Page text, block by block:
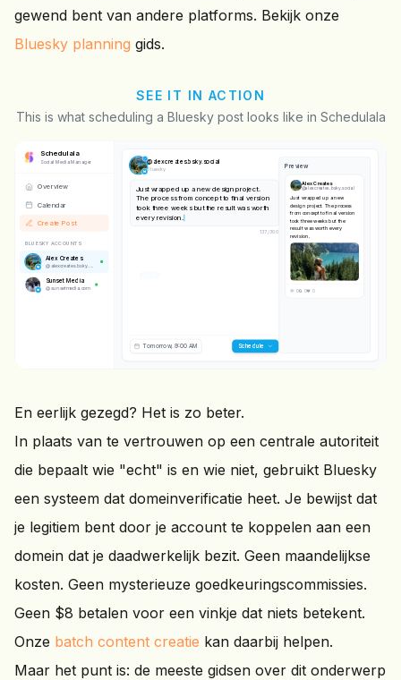
gewend bent van andere platforms. Bekijk onze
Bluesky planning gids.
SEE IT IN ACTION
This is what scheduling a Bluesky post looks like in Schedulala
Schedulala
Social Media Manager
Overview
Calendar
Create Post
BLUESKY ACCOUNTS
Alex Creates
@ alexcreates.bsky.social
Sunset Media
@sunsetmedia.com
@ alexcreates.bsky.social
Bluesky
Just wrapped up a new design project.
The process from concept to final version
took three weeks but the result was worth
every revision.
137 /300
Going live tomorrow at 9:00 AM
Preview
Alex Creates
@alexcreates.bsky.social
Just wrapped up a new
design project. The process
from concept to final version
took three weeks but the
result was worth every
revision.
💬 0🔄 0❤️ 0
En eerlijk gezegd? Het is zo beter.
In plaats van te vertrouwen op een centrale autoriteit
die bepaalt wie "echt" is en wie niet, gebruikt Bluesky
een systeem dat domeinverificatie heet. Je bewijst dat
je legitiem bent door je account te koppelen aan een
domein dat je daadwerkelijk bezit. Geen maandelijkse
kosten. Geen mysterieuze goedkeuringscommissies.
Geen $8 betalen voor een vinkje dat niets betekent.
Onze batch content creatie kan daarbij helpen.
Maar het punt is: de meeste gidsen over dit onderwerp